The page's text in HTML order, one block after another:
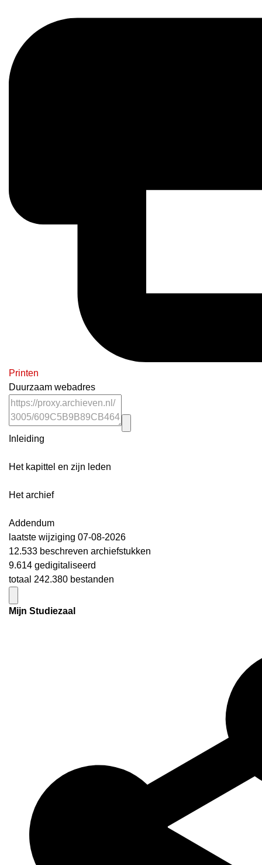
Printen
Duurzaam webadres
Inleiding
Het kapittel en zijn leden
Het archief
Addendum
laatste wijziging 07-08-2026
12.533 beschreven archiefstukken
9.614 gedigitaliseerd
totaal 242.380 bestanden
Mijn Studiezaal